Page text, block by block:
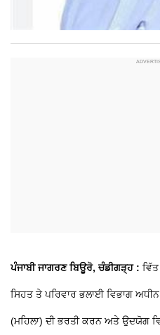
ਪੰਜਾਬੀ ਜਾਗਰਣ ਬਿਊਰੋ, ਚੰਡੀਗੜ੍ਹ :
ਸਿਹਤ ਤੇ ਪਰਿਵਾਰ ਭਲਾਈ ਵਿਭਾਗ
(ਮਹਿਲਾ) ਦੀ ਭਰਤੀ ਕਰਨ ਅਤੇ ਉਦਯੋਗ